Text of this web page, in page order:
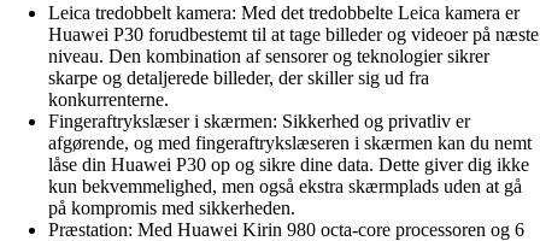
Leica tredobbelt kamera: Med det tredobbelte Leica kamera er
Huawei P30 forudbestemt til at tage billeder og videoer på næste
niveau. Den kombination af sensorer og teknologier sikrer
skarpe og detaljerede billeder, der skiller sig ud fra
konkurrenterne.
Fingeraftrykslæser i skærmen: Sikkerhed og privatliv er
afgørende, og med fingeraftrykslæseren i skærmen kan du nemt
låse din Huawei P30 op og sikre dine data. Dette giver dig ikke
kun bekvemmelighed, men også ekstra skærmplads uden at gå
på kompromis med sikkerheden.
Præstation: Med Huawei Kirin 980 octa-core processoren og 6